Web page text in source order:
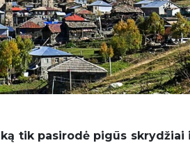
tik pasirodė pigūs skrydžiai